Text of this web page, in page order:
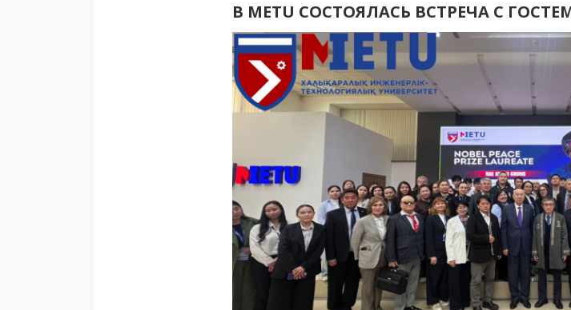
Меньше 50 баллов/Без ЕНТ
Проживание и общежития
Кампус-тур
International studying
METU Courses
В METU СОСТОЯЛАСЬ ВСТРЕЧА С